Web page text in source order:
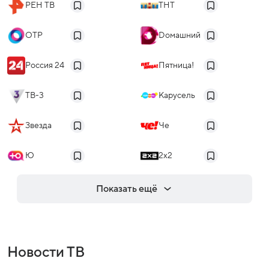
РЕН ТВ ТНТ
ОТР Dомашний
Россия 24 Пятница!
ТВ-3 Карусель
Звезда Че
Ю 2x2
Показать ещё
Новости ТВ